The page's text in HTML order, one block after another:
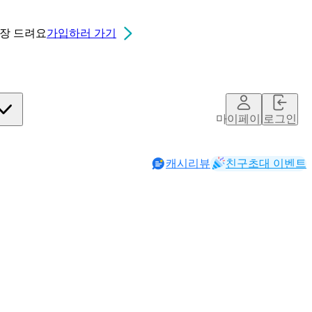
드려요가입하러 가기
마이페이지로그인
캐시리뷰 친구초대 이벤트